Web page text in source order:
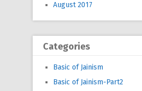
August 2017
Categories
Basic of Jainism
Basic of Jainism-Part2